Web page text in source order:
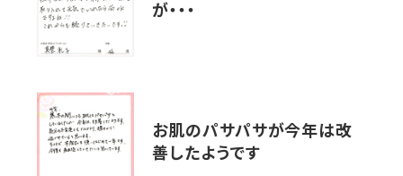
が・・・
お肌のパサパサが今年は改
善したようです